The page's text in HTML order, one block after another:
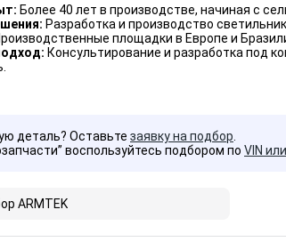
Более 40 лет в производстве, начиная с
Разработка и производство
площадки в Европе и
Консультирование и разработка под
деталь? Оставьте заявку на подбор
воспользуйтесь подбором по VIN
ARMTEK